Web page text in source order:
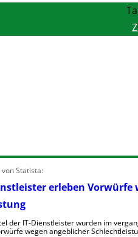
Statista:
erleben Vorwürfe
der IT-Dienstleister wurden im
wegen angeblicher